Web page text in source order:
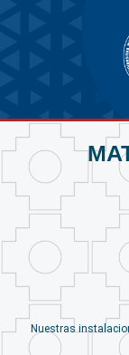
Nuestras